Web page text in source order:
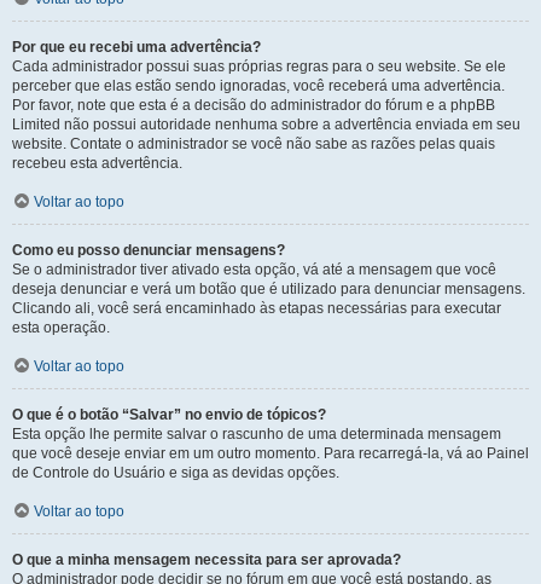
Por que eu recebi uma advertência?
Cada administrador possui suas próprias regras para o seu website. Se ele
perceber que elas estão sendo ignoradas, você receberá uma advertência.
Por favor, note que esta é a decisão do administrador do fórum e a phpBB
Limited não possui autoridade nenhuma sobre a advertência enviada em seu
website. Contate o administrador se você não sabe as razões pelas quais
recebeu esta advertência.
Voltar ao topo
Como eu posso denunciar mensagens?
Se o administrador tiver ativado esta opção, vá até a mensagem que você
deseja denunciar e verá um botão que é utilizado para denunciar mensagens.
Clicando ali, você será encaminhado às etapas necessárias para executar
esta operação.
Voltar ao topo
O que é o botão “Salvar” no envio de tópicos?
Esta opção lhe permite salvar o rascunho de uma determinada mensagem
que você deseje enviar em um outro momento. Para recarregá-la, vá ao Painel
de Controle do Usuário e siga as devidas opções.
Voltar ao topo
O que a minha mensagem necessita para ser aprovada?
O administrador pode decidir se no fórum em que você está postando, as